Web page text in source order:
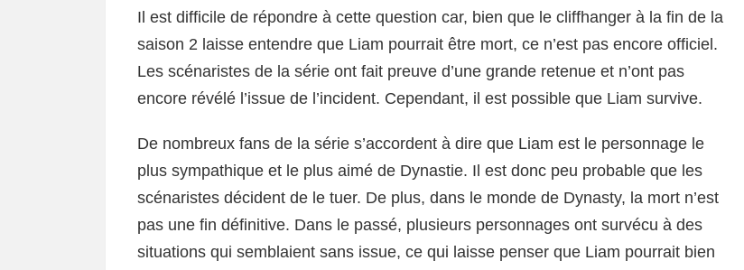
Il est difficile de répondre à cette question car, bien que le cliffhanger à la fin de la
saison 2 laisse entendre que Liam pourrait être mort, ce n’est pas encore officiel.
Les scénaristes de la série ont fait preuve d’une grande retenue et n’ont pas
encore révélé l’issue de l’incident. Cependant, il est possible que Liam survive.
De nombreux fans de la série s’accordent à dire que Liam est le personnage le
plus sympathique et le plus aimé de Dynastie. Il est donc peu probable que les
scénaristes décident de le tuer. De plus, dans le monde de Dynasty, la mort n’est
pas une fin définitive. Dans le passé, plusieurs personnages ont survécu à des
situations qui semblaient sans issue, ce qui laisse penser que Liam pourrait bien